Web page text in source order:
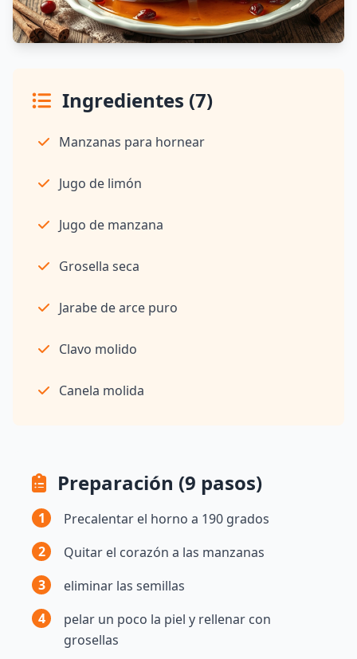
Ingredientes (7)
Manzanas para hornear
Jugo de limón
Jugo de manzana
Grosella seca
Jarabe de arce puro
Clavo molido
Canela molida
Preparación (9 pasos)
1
Precalentar el horno a 190 grados
2
Quitar el corazón a las manzanas
3
eliminar las semillas
4
pelar un poco la piel y rellenar con
grosellas